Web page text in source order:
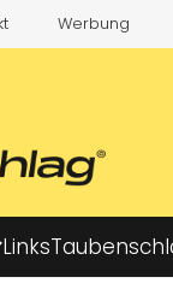
Werbung
Links